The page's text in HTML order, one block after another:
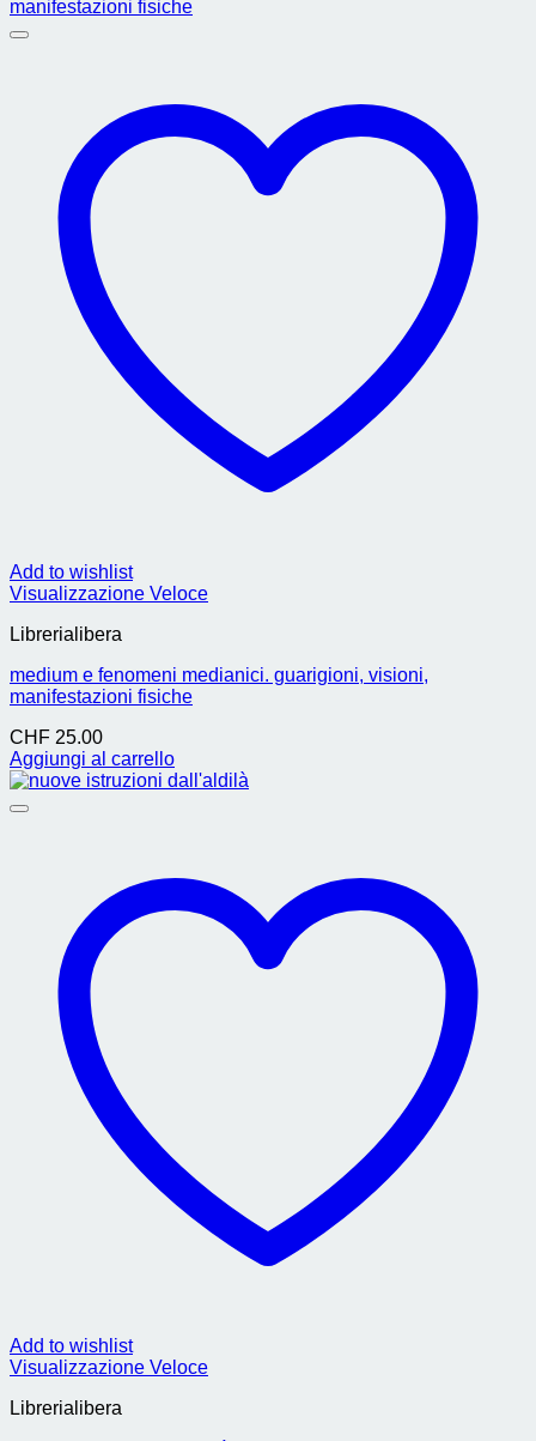
Add to wishlist
Visualizzazione Veloce
Librerialibera
medium e fenomeni medianici. guarigioni, visioni,
manifestazioni fisiche
CHF 25.00
Aggiungi al carrello
Add to wishlist
Visualizzazione Veloce
Librerialibera